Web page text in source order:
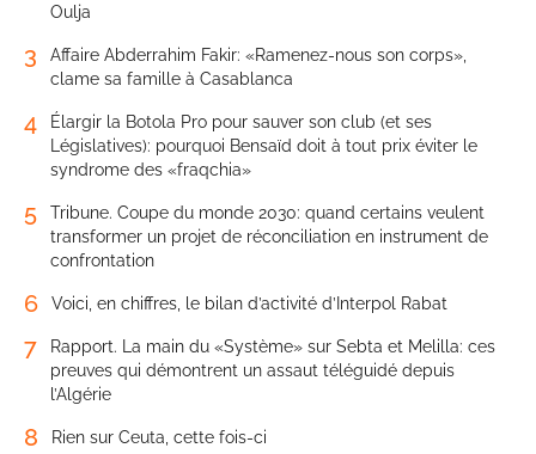
Oulja
3
Affaire Abderrahim Fakir: «Ramenez-nous son corps»,
clame sa famille à Casablanca
4
Élargir la Botola Pro pour sauver son club (et ses
Législatives): pourquoi Bensaïd doit à tout prix éviter le
syndrome des «fraqchia»
5
Tribune. Coupe du monde 2030: quand certains veulent
transformer un projet de réconciliation en instrument de
confrontation
6 Voici, en chiffres, le bilan d’activité d’Interpol Rabat
7
Rapport. La main du «Système» sur Sebta et Melilla: ces
preuves qui démontrent un assaut téléguidé depuis
l’Algérie
8 Rien sur Ceuta, cette fois-ci